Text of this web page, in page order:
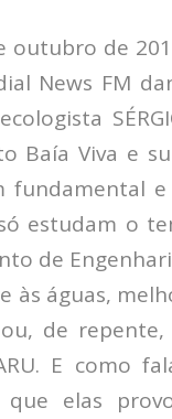
outubro de
News FM
Baía Viva e
e
estudam o
de
às águas,
de
E como
elas